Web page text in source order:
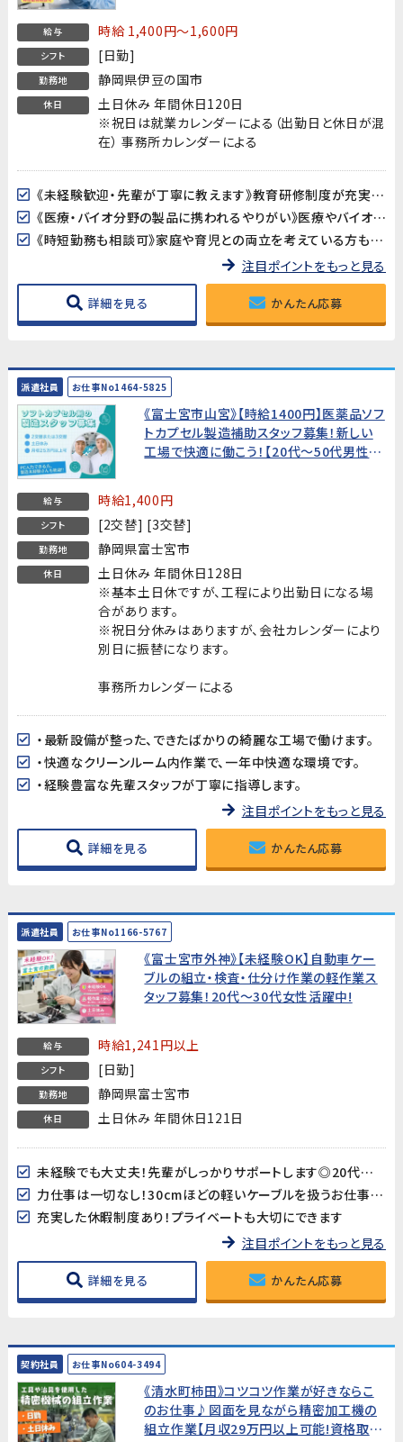
給与 時給 1,400円～1,600円
シフト [日勤]
勤務地 静岡県伊豆の国市
休日
土日休み 年間休日120日
※祝日は就業カレンダーによる（出勤日と休日が混
在） 事務所カレンダーによる
《未経験歓迎・先輩が丁寧に教えます》教育研修制度が充実しているので、製造・検査業務が初めての方も安心してスタートできます。アットホームな職場で長く働きやすい環境です。
《医療・バイオ分野の製品に携われるやりがい》医療やバイオ分野で使用されるマイクロ流路チップの品質を守る、社会に貢献できるお仕事です。クリーンルームでの作業で清潔な環境が保たれています。
《時短勤務も相談可》家庭や育児との両立を考えている方も歓迎。時短勤務のご相談に対応しています。家庭都合での休みも取りやすい職場です。
注目ポイントをもっと見る
詳細を見る かんたん応募
派遣社員 お仕事No1464-5825
《富士宮市山宮》【時給1400円】医薬品ソフ
トカプセル製造補助スタッフ募集！新しい
工場で快適に働こう！【20代～50代男性活
給与 時給1,400円
シフト [2交替] [3交替]
勤務地 静岡県富士宮市
休日
土日休み 年間休日128日
※基本土日休ですが、工程により出勤日になる場
合があります。
※祝日分休みはありますが、会社カレンダーにより
別日に振替になります。
事務所カレンダーによる
・最新設備が整った、できたばかりの綺麗な工場で働けます。
・快適なクリーンルーム内作業で、一年中快適な環境です。
・経験豊富な先輩スタッフが丁寧に指導します。
注目ポイントをもっと見る
詳細を見る かんたん応募
派遣社員 お仕事No1166-5767
《富士宮市外神》【未経験OK】自動車ケー
ブルの組立・検査・仕分け作業の軽作業ス
タッフ募集！20代～30代女性活躍中!
給与 時給1,241円以上
シフト [日勤]
勤務地 静岡県富士宮市
休日 土日休み 年間休日121日
未経験でも大丈夫！先輩がしっかりサポートします◎20代～50代女性活躍中!
力仕事は一切なし！30cmほどの軽いケーブルを扱うお仕事です♪
充実した休暇制度あり！プライベートも大切にできます
注目ポイントをもっと見る
詳細を見る かんたん応募
契約社員 お仕事No604-3494
《清水町柿田》コツコツ作業が好きならこ
のお仕事♪図面を見ながら精密加工機の
組立作業【月収29万円以上可能!資格取得